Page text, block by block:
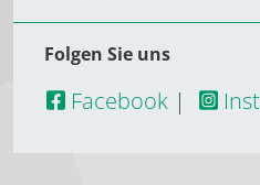
Folgen Sie uns
Facebook |